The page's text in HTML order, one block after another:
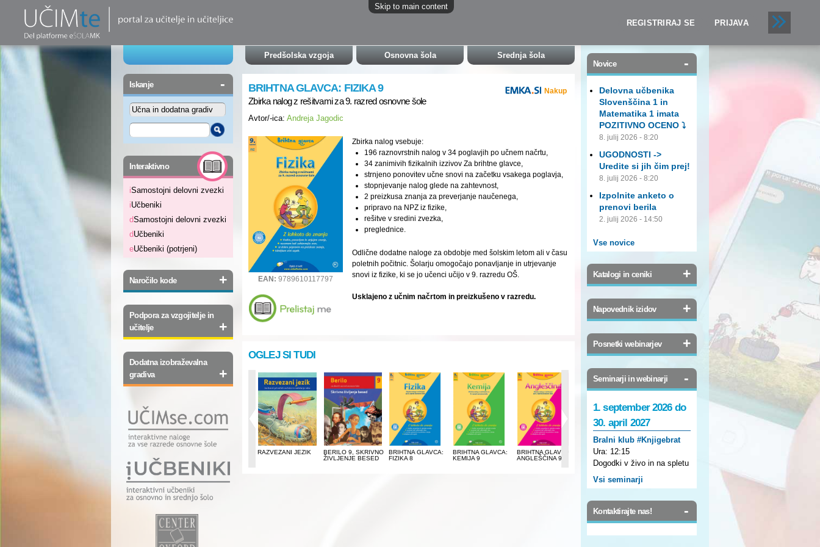
Skip to main content
REGISTRIRAJ SE
PRIJAVA
Predšolska vzgoja Osnovna šola Srednja šola
Iskanje -
Interaktivno -
iSamostojni delovni zvezki
iUčbeniki
dSamostojni delovni zvezki
dUčbeniki
eUčbeniki (potrjeni)
Naročilo kode +
Podpora za vzgojitelje in
učitelje
+
Dodatna izobraževalna
gradiva
+
Nakup
BRIHTNA GLAVCA: FIZIKA 9
Zbirka nalog z rešitvami za 9. razred osnovne šole
Avtor/-ica: Andreja Jagodic
EAN: 9789610117797
Zbirka nalog vsebuje:
196 raznovrstnih nalog v 34 poglavjih po učnem načrtu,
34 zanimivih fizikalnih izzivov Za brihtne glavce,
strnjeno ponovitev učne snovi na začetku vsakega poglavja,
stopnjevanje nalog glede na zahtevnost,
2 preizkusa znanja za preverjanje naučenega,
pripravo na NPZ iz fizike,
rešitve v sredini zvezka,
preglednice.
Odlične dodatne naloge za obdobje med šolskim letom ali v času
poletnih počitnic. Šolarju omogočajo ponavljanje in utrjevanje
snovi iz fizike, ki se jo učenci učijo v 9. razredu OŠ.
Usklajeno z učnim načrtom in preizkušeno v razredu.
OGLEJ SI TUDI
RAZVEZANI JEZIK
BERILO 9, SKRIVNO
ŽIVLJENJE BESED
BRIHTNA GLAVCA:
FIZIKA 8
BRIHTNA GLAVCA:
KEMIJA 9
BRIHTNA GLAVCA:
ANGLEŠČINA 9
BRIHTNA GLAVCA:
Novice -
Delovna učbenika
Slovenščina 1 in
Matematika 1 imata
POZITIVNO OCENO ⤵️
8. julij 2026 - 8:20
UGODNOSTI ->
Uredite si jih čim prej!
8. julij 2026 - 8:20
Izpolnite anketo o
prenovi berila
2. julij 2026 - 14:50
Vse novice
Katalogi in ceniki +
Napovednik izidov +
Posnetki webinarjev +
Seminarji in webinarji -
1. september 2026 do
30. april 2027
Bralni klub #Knjigebrat
Ura: 12:15
Dogodki v živo in na spletu
Vsi seminarji
Kontaktirajte nas! -